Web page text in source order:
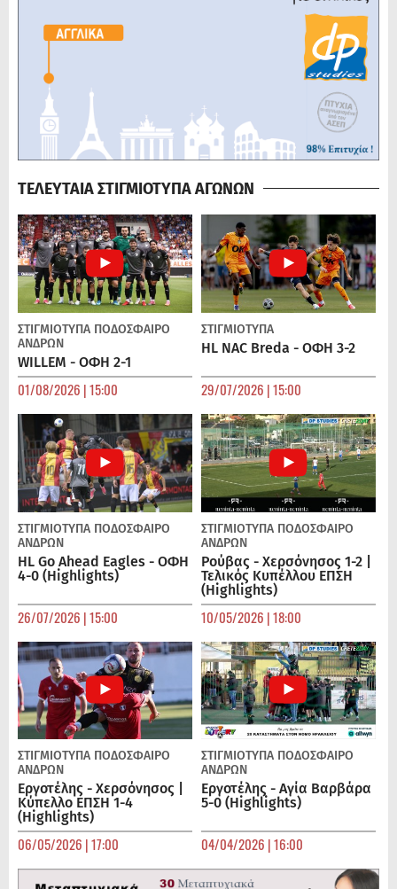
ΤΕΛΕΥΤΑΙΑ ΣΤΙΓΜΙΟΤΥΠΑ ΑΓΩΝΩΝ
ΣΤΙΓΜΙΟΤΥΠΑ ΠΟΔΌΣΦΑΙΡΟ
ΑΝΔΡΏΝ
WILLEM - ΟΦΗ 2-1
01/08/2026 | 15:00
ΣΤΙΓΜΙΟΤΥΠΑ
HL NAC Breda - ΟΦΗ 3-2
29/07/2026 | 15:00
ΣΤΙΓΜΙΟΤΥΠΑ ΠΟΔΌΣΦΑΙΡΟ
ΑΝΔΡΏΝ
HL Go Ahead Eagles - ΟΦΗ
4-0 (Highlights)
26/07/2026 | 15:00
ΣΤΙΓΜΙΟΤΥΠΑ ΠΟΔΌΣΦΑΙΡΟ
ΑΝΔΡΏΝ
Ρούβας - Χερσόνησος 1-2 |
Τελικός Κυπέλλου ΕΠΣΗ
(Highlights)
10/05/2026 | 18:00
ΣΤΙΓΜΙΟΤΥΠΑ ΠΟΔΌΣΦΑΙΡΟ
ΑΝΔΡΏΝ
Εργοτέλης - Χερσόνησος |
Κύπελλο ΕΠΣΗ 1-4
(Highlights)
06/05/2026 | 17:00
ΣΤΙΓΜΙΟΤΥΠΑ ΠΟΔΌΣΦΑΙΡΟ
ΑΝΔΡΏΝ
Εργοτέλης - Αγία Βαρβάρα
5-0 (Highlights)
04/04/2026 | 16:00